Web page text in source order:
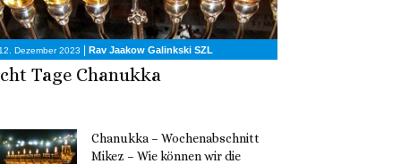
Dezember 2023 | Rav Jaakow Galinkski SZL
Tage Chanukka
Chanukka – Wochenabschnitt
Mikez – Wie können wir die